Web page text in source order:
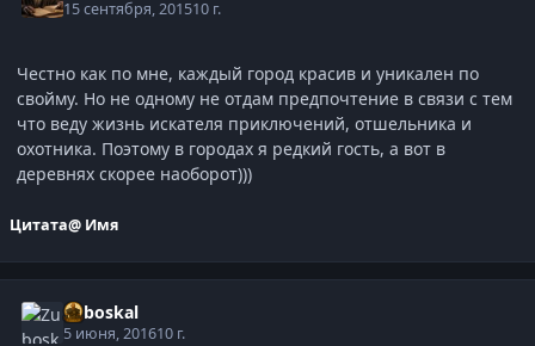
15 сентября, 201510 г.
Честно как по мне, каждый город красив и уникален по
свойму. Но не одному не отдам предпочтение в связи с тем
что веду жизнь искателя приключений, отшельника и
охотника. Поэтому в городах я редкий гость, а вот в
деревнях скорее наоборот)))
Цитата@ Имя
Zuboskal
5 июня, 201610 г.